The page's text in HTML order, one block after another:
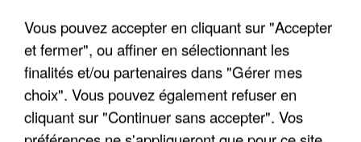
quelques jours plus tôt.
Vous pouvez accepter en cliquant sur "Accepter
et fermer", ou affiner en sélectionnant les
finalités et/ou partenaires dans "Gérer mes
choix". Vous pouvez également refuser en
cliquant sur "Continuer sans accepter". Vos